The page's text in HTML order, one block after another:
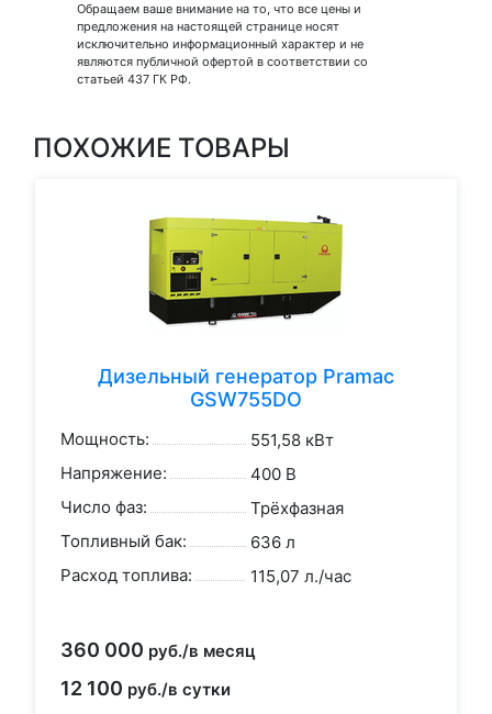
Обращаем ваше внимание на то, что все цены и
предложения на настоящей странице носят
исключительно информационный характер и не
являются публичной офертой в соответствии со
статьей 437 ГК РФ.
ПОХОЖИЕ ТОВАРЫ
Дизельный генератор Pramac
GSW755DO
Мощность:
551,58 кВт
Напряжение:
400 В
Число фаз:
Трёхфазная
Топливный бак:
636 л
Расход топлива:
115,07 л./час
360 000 руб./в месяц
12 100 руб./в сутки